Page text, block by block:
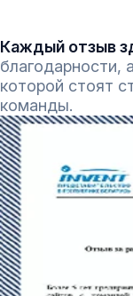
Каждый отзыв
благодарности, а
которой стоят
команды.